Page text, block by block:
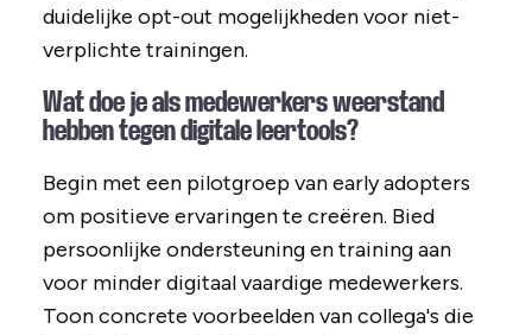
duidelijke opt-out mogelijkheden voor niet-
verplichte trainingen.
Wat doe je als medewerkers weerstand
hebben tegen digitale leertools?
Begin met een pilotgroep van early adopters
om positieve ervaringen te creëren. Bied
persoonlijke ondersteuning en training aan
voor minder digitaal vaardige medewerkers.
Toon concrete voorbeelden van collega's die